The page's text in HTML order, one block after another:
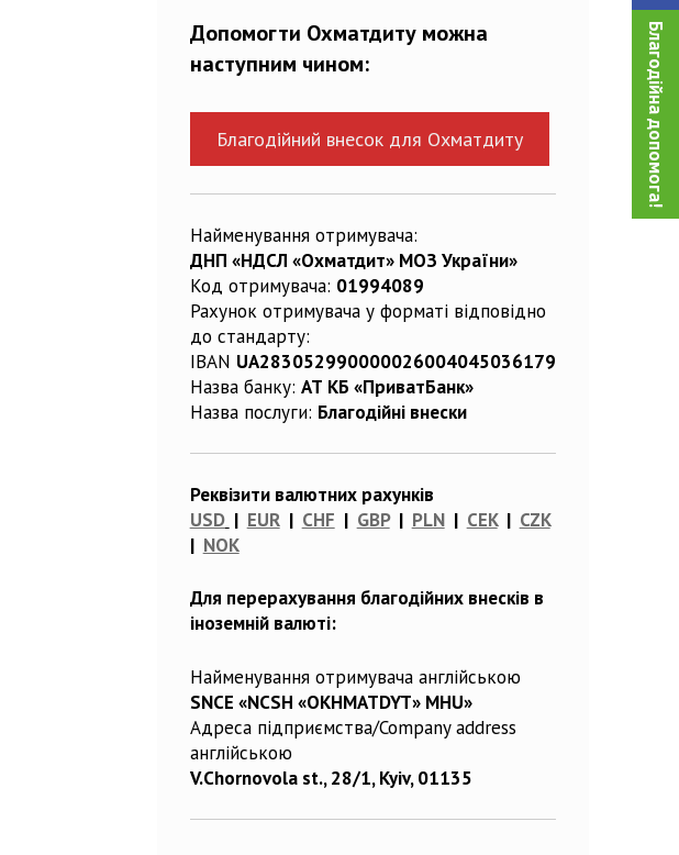
Благодійна допомога!
Допомогти Охматдиту можна
наступним чином:
Благодійний внесок для Охматдиту
Найменування отримувача:
ДНП «НДСЛ «Охматдит» МОЗ України»
Код отримувача: 01994089
Рахунок отримувача у форматі відповідно
до стандарту:
IBAN UA283052990000026004045036179
Назва банку: АТ КБ «ПриватБанк»
Назва послуги: Благодійні внески
Реквізити валютних рахунків
USD | EUR| CHF | GBP| PLN| CEK| CZK
| NOK
Для перерахування благодійних внесків в
іноземній валюті:
Найменування отримувача англійською
SNCE «NCSH «OKHMATDYT» MHU»
Адреса підприємства/Company address
англійською
V.Chornovola st., 28/1, Kyiv, 01135